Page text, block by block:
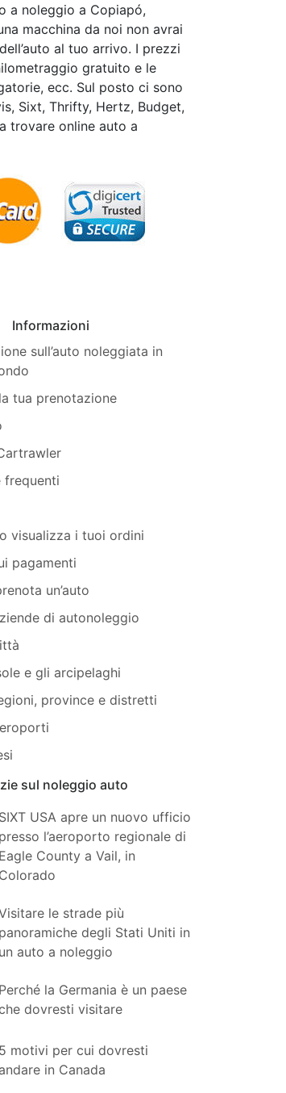
a noleggio a Copiapó,
macchina da noi non avrai
al tuo arrivo. I prezzi
gratuito e le
ecc. Sul posto ci sono
Sixt, Thrifty, Hertz, Budget,
trovare online auto a
Informazioni
sull’auto noleggiata in
tua prenotazione
frequenti
visualizza i tuoi ordini
pagamenti
un’auto
di autonoleggio
e gli arcipelaghi
province e distretti
sul noleggio auto
SIXT USA apre un nuovo ufficio
presso l’aeroporto regionale di
Eagle County a Vail, in
Colorado
le strade più
panoramiche degli Stati Uniti in
un auto a noleggio
Perché la Germania è un paese
dovresti visitare
5 motivi per cui dovresti
andare in Canada